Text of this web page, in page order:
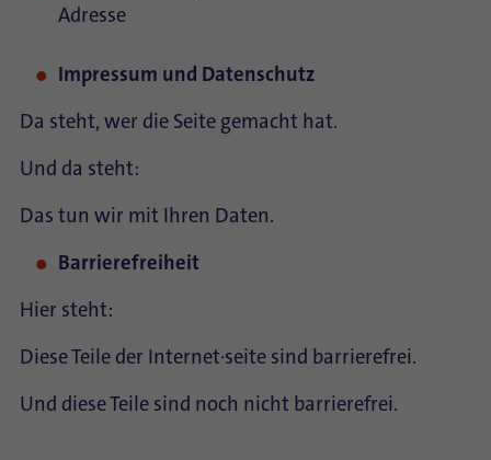
Adresse
Impressum und Datenschutz
Da steht, wer die Seite gemacht hat.
Und da steht:
Das tun wir mit Ihren Daten.
Barrierefreiheit
Hier steht:
Diese Teile der Internet∙seite sind barrierefrei.
Und diese Teile sind noch nicht barrierefrei.